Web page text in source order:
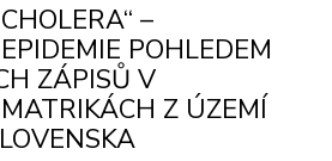
–
POHLEDEM
ZÁPISŮ V
Z ÚZEMÍ